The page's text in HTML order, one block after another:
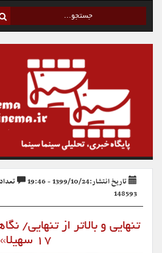
تاریخ انتشار:1399/10/24 - 19:46 تعداد
148593
تنهایی و بالاتر از تنهایی/
۱۷ سهیلا»